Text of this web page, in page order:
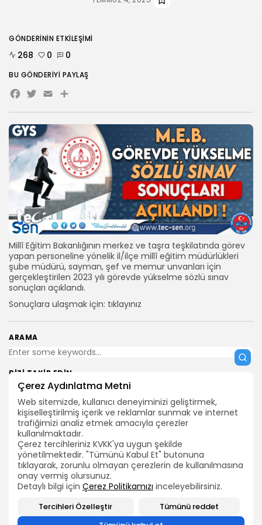
Çerez Aydınlatma Metni
Web sitemizde, kullanıcı deneyiminizi geliştirmek,
kişiselleştirilmiş içerik ve reklamlar sunmak ve internet
trafiğimizi analiz etmek amacıyla çerezler
kullanılmaktadır.
Çerez tercihleriniz KVKK'ya uygun şekilde
yönetilmektedir. "Tümünü Kabul Et" butonuna
tıklayarak, zorunlu olmayan çerezlerin de kullanılmasına
onay vermiş olursunuz.
Detaylı bilgi için Çerez Politikamızı inceleyebilirsiniz.
Tercihleri Özelleştir
Tümünü reddet
2026 Bütün hakları TEÇ-SEN'e aittir.
OLAĞAN...
BIZI TAKIP
ARAMA
BIZI TAKIP EDIN
Millî Eğitim Bakanlığının merkez ve taşra teşkilatında görev
yapan personeline yönelik il/ilçe millî eğitim müdürlükleri
şube müdürü, sayman, şef ve memur unvanları için
gerçekleştirilen 2023 yılı görevde yükselme sözlü sınav
sonuçları açıklandı.
Sonuçlara ulaşmak için: tıklayınız
GÖNDERININ ETKILEŞIMI
268 0 0
BU GÖNDERIYI PAYLAŞ
Facebook
Twitter
EmailShare
ÖNCEKİ İÇERİK
TEÇ-SEN Genel Başkanı
Ümit Demirel:
“Enflasyon Zararı
Kapatma Oranının...
SONRAKİ İÇERİK
Açıklama: "Memur,
Emekli ve Asgari Ücretli
Sefalette...
HABERLER